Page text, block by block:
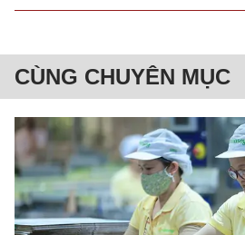
CÙNG CHUYÊN MỤC